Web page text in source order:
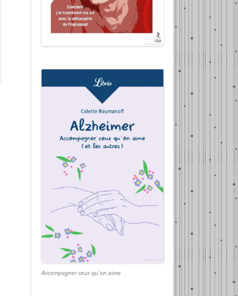
Accompagner ceux qu'on aime